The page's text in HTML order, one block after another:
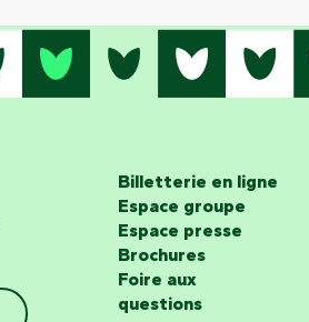
Billetterie en ligne
Espace groupe
Espace presse
Brochures
Foire aux
questions